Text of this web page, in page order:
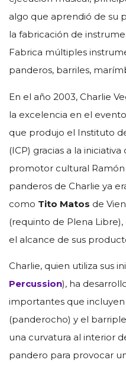
algo que aprendió de su
la fabricación de
Fabrica múltiples
panderos, barriles,
En el año 2003, Charlie
la excelencia en el evento
que produjo el Instituto
(ICP) gracias a la
promotor cultural
panderos de Charlie ya
como Tito Matos de
(requinto de Plena
el alcance de sus
Charlie, quien utiliza sus
Percussion), ha
importantes que
(panderocho) y el
una curvatura al interior
pandero para provocar